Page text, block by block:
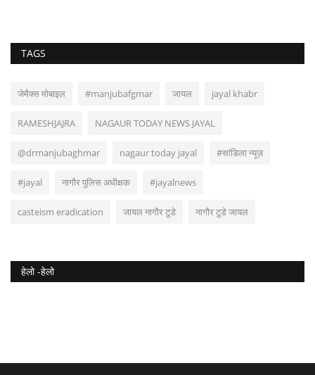
TAGS
जेमैक्स मोबाइल #manjubafgmar जायल jayal khabr
RAMESHJAJRA NAGAUR TODAY NEWS JAYAL
@drmanjubaghmar nagaur today jayal #सांडिला न्यूज़
#jayal नागौर पुलिस अधीक्षक #jayalnews
casteism eradication जायल नागौर टुडे नागौर टुडे जायल
हेलो -हेलो